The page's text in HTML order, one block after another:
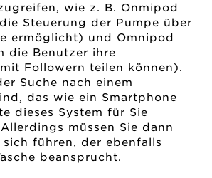
wie z. B. Onmipod
Steuerung der Pumpe über
ermöglicht) und Omnipod
die Benutzer ihre
Followern teilen können).
Suche nach einem
das wie ein Smartphone
dieses System für Sie
müssen Sie dann
sich führen, der ebenfalls
beansprucht.